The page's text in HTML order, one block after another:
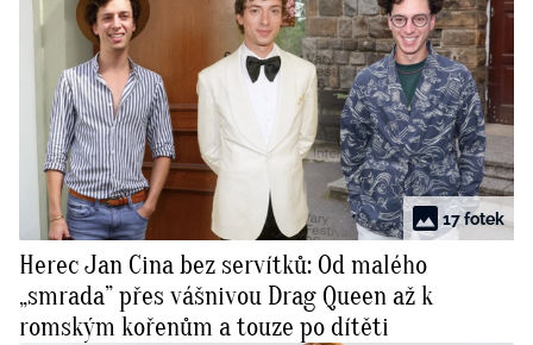
17 fotek
Herec Jan Cina bez servítků: Od malého
„smrada” přes vášnivou Drag Queen až k
romským kořenům a touze po dítěti